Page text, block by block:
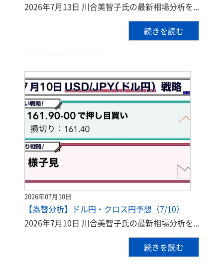
2026年7月13日 川合美智子氏の最新相場分析を...
続きを読む
2026年07月10日
【為替分析】ドル円・クロス円予想（7/10）
2026年7月10日 川合美智子氏の最新相場分析を...
続きを読む